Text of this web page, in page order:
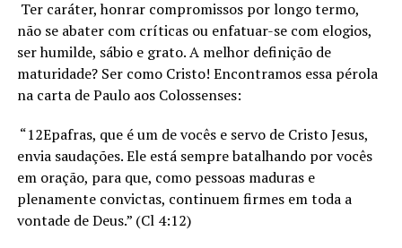
Ter caráter, honrar compromissos por longo termo,
não se abater com críticas ou enfatuar-se com elogios,
ser humilde, sábio e grato. A melhor definição de
maturidade? Ser como Cristo! Encontramos essa pérola
na carta de Paulo aos Colossenses:
“12Epafras, que é um de vocês e servo de Cristo Jesus,
envia saudações. Ele está sempre batalhando por vocês
em oração, para que, como pessoas maduras e
plenamente convictas, continuem firmes em toda a
vontade de Deus.” (Cl 4:12)